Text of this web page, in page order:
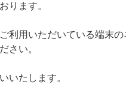
ります。
利用いただいている端末の
さい。
いたします。